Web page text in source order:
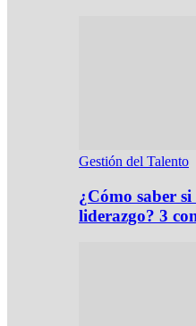
Gestión del Talento
¿Cómo saber
liderazgo? 3